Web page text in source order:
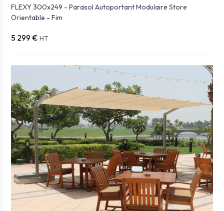
FLEXY 300x249 - Parasol Autoportant Modulaire Store
Orientable - Fim
5 299 € HT